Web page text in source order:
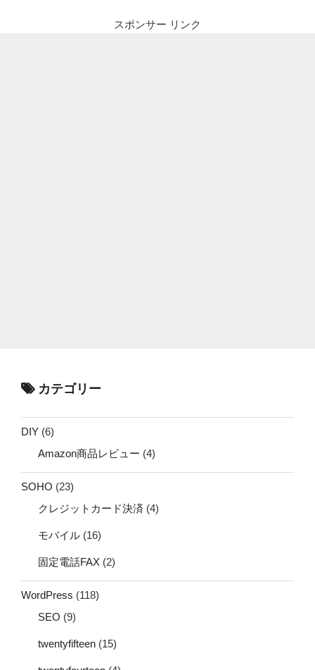
スポンサー リンク
カテゴリー
DIY (6)
Amazon商品レビュー (4)
SOHO (23)
クレジットカード決済 (4)
モバイル (16)
固定電話FAX (2)
WordPress (118)
SEO (9)
twentyfifteen (15)